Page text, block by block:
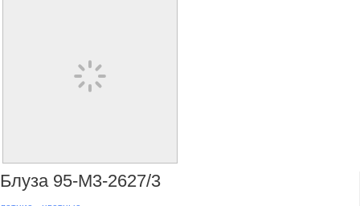
Блуза 95-М3-2627/3